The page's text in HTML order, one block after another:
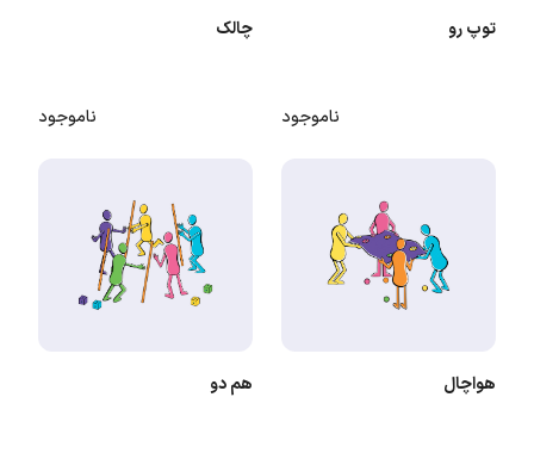
توپ رو
ناموجود
چالک
ناموجود
هواچال هم دو